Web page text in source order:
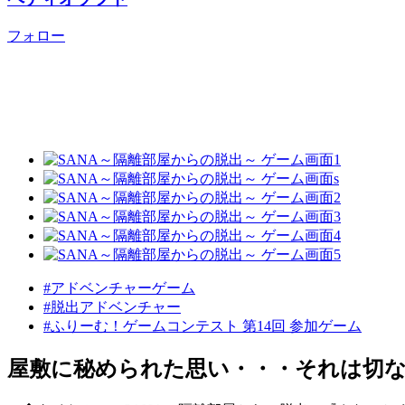
フォロー
#アドベンチャーゲーム
#脱出アドベンチャー
#ふりーむ！ゲームコンテスト 第14回 参加ゲーム
屋敷に秘められた思い・・・それは切